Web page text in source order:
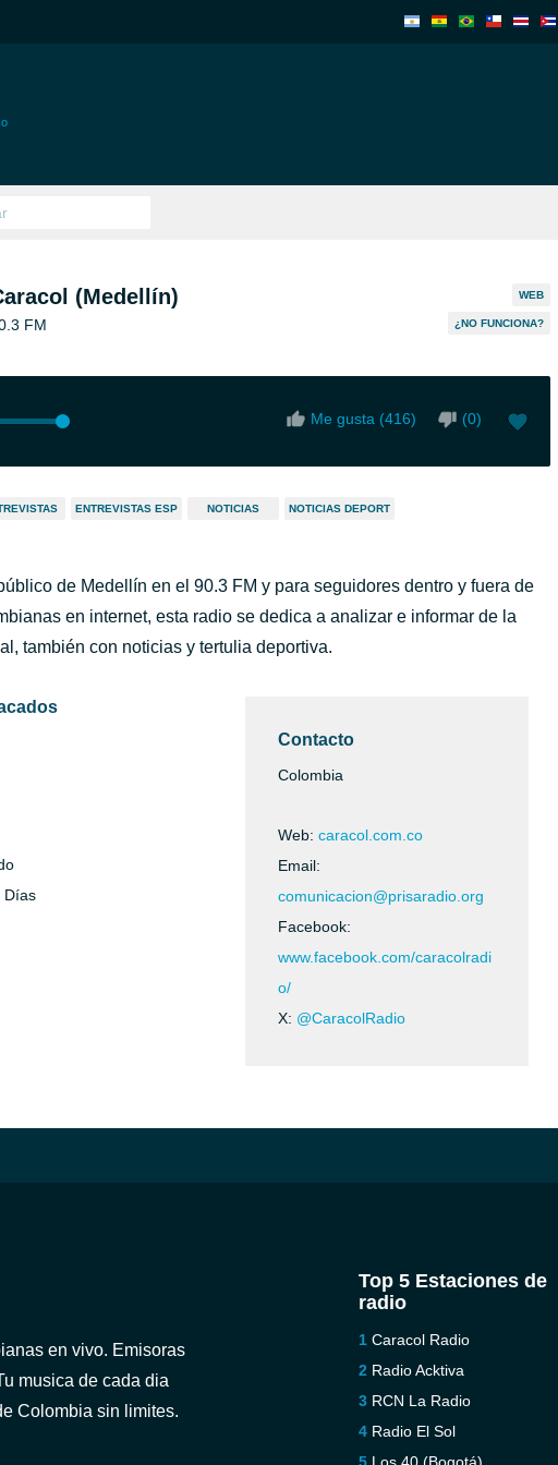
(Medellín)
FM
WEB
¿NO FUNCIONA?
Me gusta (416) (0)
ENTREVISTAS ESP NOTICIAS NOTICIAS DEPORT
de Medellín en el 90.3 FM y para seguidores dentro y fuera de
en internet, esta radio se dedica a analizar e informar de la
también con noticias y tertulia deportiva.
Días
Contacto
Colombia
Web: caracol.com.co
Email:
comunicacion@prisaradio.org
Facebook:
www.facebook.com/caracolradi
o/
X: @CaracolRadio
en vivo. Emisoras
musica de cada dia
Colombia sin limites.
Top 5 Estaciones de
radio
Caracol Radio
Radio Acktiva
RCN La Radio
Radio El Sol